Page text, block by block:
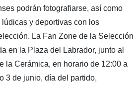
podrán fotografiarse, así como
y deportivas con los
La Fan Zone de la Selección
en la Plaza del Labrador, junto al
la Cerámica, en horario de 12:00 a
3 de junio, día del partido,